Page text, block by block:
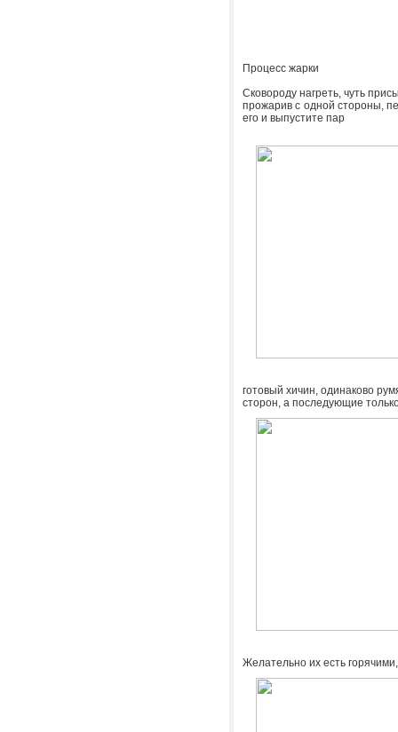
Процесс жарки
Сковороду нагреть, чуть
прожарив с одной стороны,
его и выпустите пар
готовый хичин, одинаково
сторон, а последующие
Желательно их есть